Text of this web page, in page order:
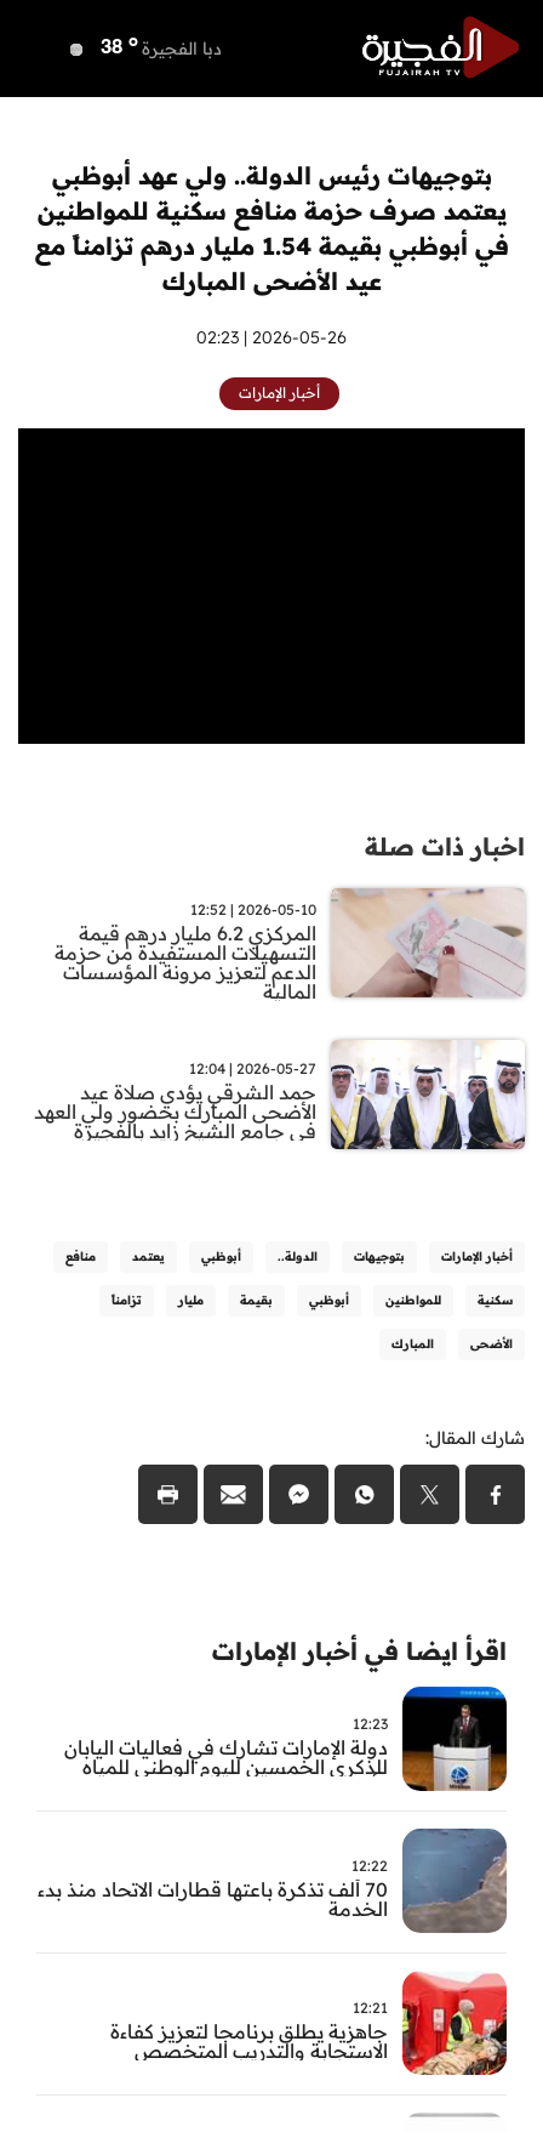
دبا الفجيرة 38 o
37
أم القيوين 37 o
راس الخيمة 39 o
الفجيرة 37 o
بتوجيهات رئيس الدولة.. ولي عهد أبوظبي
يعتمد صرف حزمة منافع سكنية للمواطنين
في أبوظبي بقيمة 1.54 مليار درهم تزامناً مع
عيد الأضحى المبارك
2026-05-26 | 02:23
أخبار الإمارات
اخبار ذات صلة
2026-05-10 | 12:52
المركزي 6.2 مليار درهم قيمة
التسهيلات المستفيدة من حزمة
الدعم لتعزيز مرونة المؤسسات
المالية
2026-05-27 | 12:04
حمد الشرقي يؤدي صلاة عيد
الأضحى المبارك بحضور ولي العهد
في جامع الشيخ زايد بالفجيرة
أخبار الإمارات بتوجيهات الدولة.. أبوظبي يعتمد منافع
سكنية للمواطنين أبوظبي بقيمة مليار تزامناً
الأضحى المبارك
شارك المقال:
اقرأ ايضا في أخبار الإمارات
12:23
دولة الإمارات تشارك في فعاليات اليابان
للذكرى الخمسين لليوم الوطني للمياه
12:22
70 ألف تذكرة باعتها قطارات الاتحاد منذ بدء
الخدمة
12:21
جاهزية يطلق برنامجا لتعزيز كفاءة
الاستجابة والتدريب المتخصص